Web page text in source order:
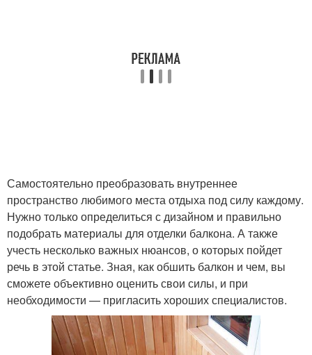
Самостоятельно преобразовать внутреннее
пространство любимого места отдыха под силу каждому.
Нужно только определиться с дизайном и правильно
подобрать материалы для отделки балкона. А также
учесть несколько важных нюансов, о которых пойдет
речь в этой статье. Зная, как обшить балкон и чем, вы
сможете объективно оценить свои силы, и при
необходимости — пригласить хороших специалистов.